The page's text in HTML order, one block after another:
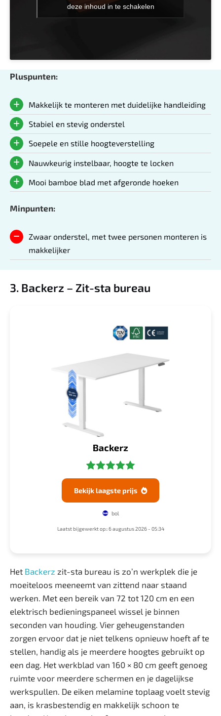
deze inhoud in te schakelen
Pluspunten:
Makkelijk te monteren met duidelijke handleiding
Stabiel en stevig onderstel
Soepele en stille hoogteverstelling
Nauwkeurig instelbaar, hoogte te locken
Mooi bamboe blad met afgeronde hoeken
Minpunten:
Zwaar onderstel, met twee personen monteren is
makkelijker
3. Backerz – Zit-sta bureau
Backerz
Bekijk laagste prijs 
bol
Laatst bijgewerkt op:: 6 augustus 2026 - 05:34
Het Backerz zit-sta bureau is zo’n werkplek die je
moeiteloos meeneemt van zittend naar staand
werken. Met een bereik van 72 tot 120 cm en een
elektrisch bedieningspaneel wissel je binnen
seconden van houding. Vier geheugenstanden
zorgen ervoor dat je niet telkens opnieuw hoeft af te
stellen, handig als je meerdere hoogtes gebruikt op
een dag. Het werkblad van 160 × 80 cm geeft genoeg
ruimte voor meerdere schermen en je dagelijkse
werkspullen. De eiken melamine toplaag voelt stevig
aan, is krasbestendig en makkelijk schoon te